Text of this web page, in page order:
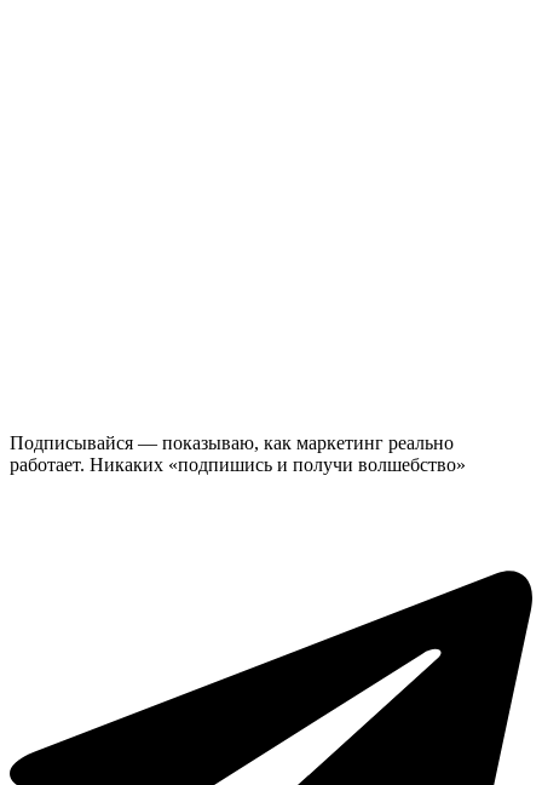
Подписывайся — показываю, как маркетинг реально
работает. Никаких «подпишись и получи волшебство»